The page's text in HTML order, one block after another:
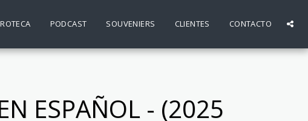
PODCAST SOUVENIERS CLIENTES CONTACTO
ESPAÑOL - (2025